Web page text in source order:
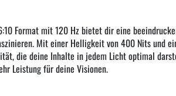
Format mit 120 Hz bietet dir eine
Mit einer Helligkeit von 400 Nits und
die deine Inhalte in jedem Licht optimal
Leistung für deine Visionen.